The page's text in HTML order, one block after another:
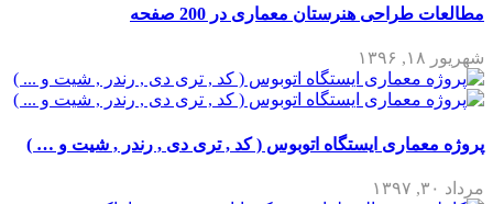
مطالعات طراحی هنرستان معماری در 200 صفحه
شهریور ۱۸, ۱۳۹۶
پروژه معماری ایستگاه اتوبوس ( کد , تری دی , رندر , شیت و … )
مرداد ۳۰, ۱۳۹۷